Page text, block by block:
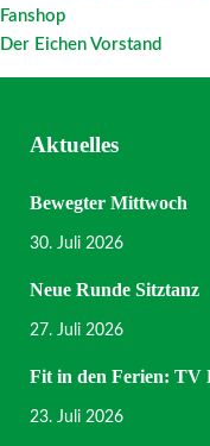
Fanshop
Der Eichen Vorstand
Aktuelles
Bewegter Mittwoch
30. Juli 2026
Neue Runde Sitztanz
27. Juli 2026
Fit in den Ferien: TV
23. Juli 2026